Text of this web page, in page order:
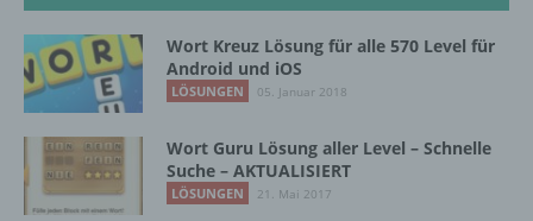
Wort Kreuz Lösung für alle 570 Level für
Android und iOS
LÖSUNGEN 05. Januar 2018
Wort Guru Lösung aller Level – Schnelle
Suche – AKTUALISIERT
LÖSUNGEN 21. Mai 2017
e) Profiling
Profiling ist jede Art der automatisierten
Verarbeitung personenbezogener Daten, die
darin besteht, dass diese
personenbezogenen Daten verwendet
werden, um bestimmte persönliche Aspekte,